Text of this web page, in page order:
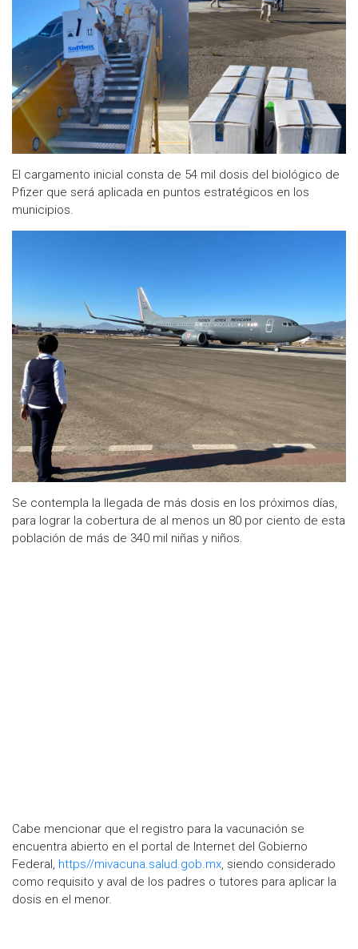
El cargamento inicial consta de 54 mil dosis del biológico de
Pfizer que será aplicada en puntos estratégicos en los
municipios.
Se contempla la llegada de más dosis en los próximos días,
para lograr la cobertura de al menos un 80 por ciento de esta
población de más de 340 mil niñas y niños.
Cabe mencionar que el registro para la vacunación se
encuentra abierto en el portal de Internet del Gobierno
Federal, https//mivacuna.salud.gob.mx, siendo considerado
como requisito y aval de los padres o tutores para aplicar la
dosis en el menor.